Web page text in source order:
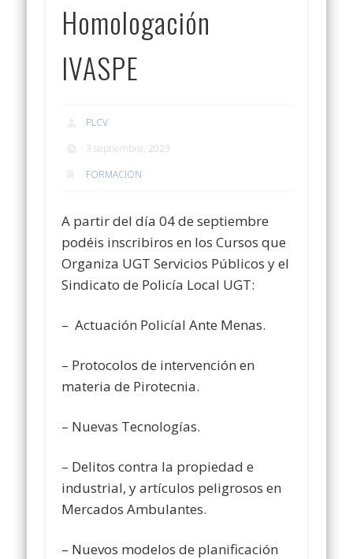
Homologación
IVASPE
PLCV
3 septiembre, 2023
FORMACION
A partir del día 04 de septiembre
podéis inscribiros en los Cursos que
Organiza UGT Servicios Públicos y el
Sindicato de Policía Local UGT:
– Actuación Policíal Ante Menas.
– Protocolos de intervención en
materia de Pirotecnia.
– Nuevas Tecnologías.
– Delitos contra la propiedad e
industrial, y artículos peligrosos en
Mercados Ambulantes.
– Nuevos modelos de planificación